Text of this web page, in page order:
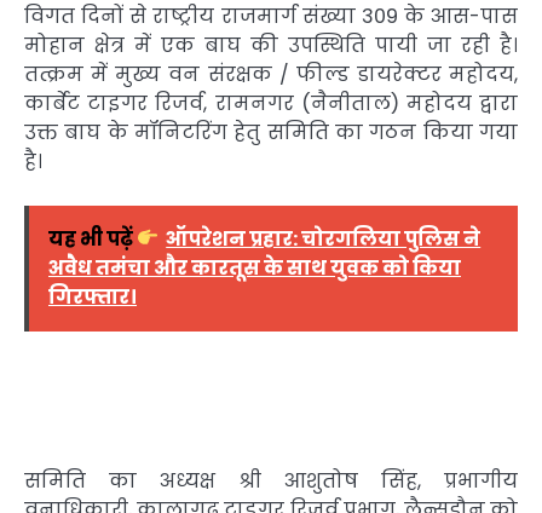
विगत दिनों से राष्ट्रीय राजमार्ग संख्या 309 के आस-पास
मोहान क्षेत्र में एक बाघ की उपस्थिति पायी जा रही है।
तत्क्रम में मुख्य वन संरक्षक / फील्ड डायरेक्टर महोदय,
कार्बेट टाइगर रिजर्व, रामनगर (नैनीताल) महोदय द्वारा
उक्त बाघ के मॉनिटरिंग हेतु समिति का गठन किया गया
है।
यह भी पढ़ें
ऑपरेशन प्रहार: चोरगलिया पुलिस ने
अवैध तमंचा और कारतूस के साथ युवक को किया
गिरफ्तार।
समिति का अध्यक्ष श्री आशुतोष सिंह, प्रभागीय